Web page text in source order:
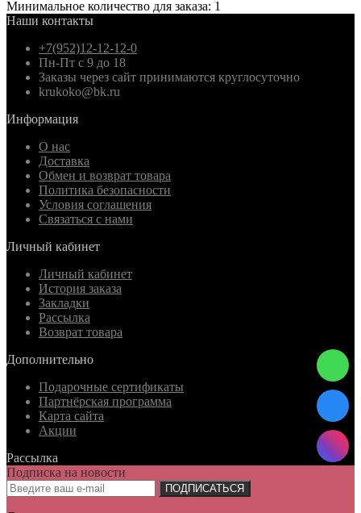
Минимальное количество для заказа: 1
Наши контакты
+7(952)12-12-12-0
Пн-Пт с 9 до 18
Заказы через сайт принимаются круглосуточно
krukoko@bk.ru
Информация
О нас
Доставка
Обмен и возврат товара
Политика безопасности
Условия соглашения
Связаться с нами
Личный кабинет
Личный кабинет
История заказа
Закладки
Рассылка
Возврат товара
Дополнительно
Подарочные сертификаты
Партнёрская программа
Карта сайта
Акции
Рассылка
Подписка на новости
ПОДПИСАТЬСЯ